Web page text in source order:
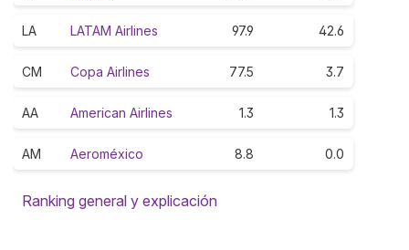
LA LATAM Airlines 97.9 42.6
CM Copa Airlines 77.5 3.7
AA American Airlines 1.3 1.3
AM Aeroméxico 8.8 0.0
Ranking general y explicación